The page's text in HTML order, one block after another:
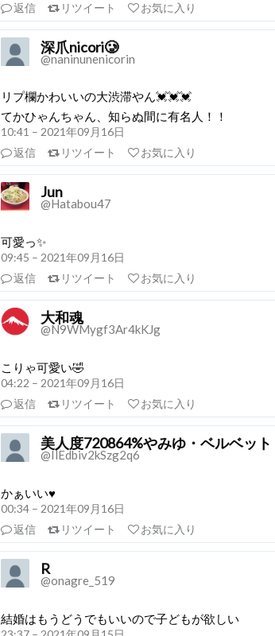
返信
リツイート お気に入り
深爪nicori🥲
@naninunenicorin
リプ欄かわいいの大渋滞やん💓💓💓
てかひゃんちゃん、知らぬ間に有名人！！
10:41 – 2021年09月16日
返信
リツイート お気に入り
Jun
@Hatabou47
可愛っ✨
09:45 – 2021年09月16日
返信
リツイート お気に入り
大和魂
@N9WMygf3Ar4kKJg
こりゃ可愛い🤣
04:22 – 2021年09月16日
返信
リツイート お気に入り
美人度720864%やみゆ・ベルベッ
@IlEdbiv2kSzg2q6
かぁいい♥
00:34 – 2021年09月16日
返信
リツイート お気に入り
R
@onagre_519
結婚はもうどうでもいいので子どもが欲しい